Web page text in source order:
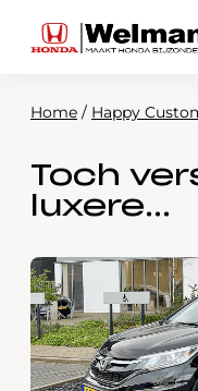
Modellen
Voorraad
Over ons
Webshop
Home / Happy
Toch
luxere…